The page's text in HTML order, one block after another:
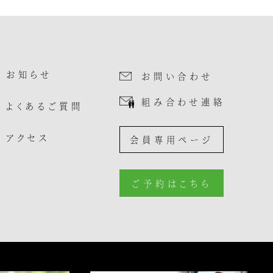
お知らせ
よくあるご質問
アクセス
お問い合わせ
組み合わせ連絡
会員専用ページ
ご予約はこちら